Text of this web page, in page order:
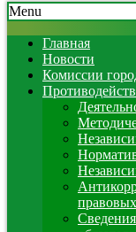
Skip
to
content
Secondary
Navigation
Menu
Menu
Главная
Новости
Комиссии